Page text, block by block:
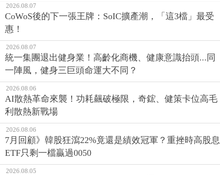
2026.08.07
CoWoS後的下一張王牌：SoIC擴產潮，「這3檔」最受
惠！
2026.08.07
統一集團退出健身業！高齡化商機、健康意識抬頭...同
一陣風，健身三巨頭命運大不同？
2026.08.06
AI散熱革命來襲！功耗飆破極限，奇鋐、健策卡位高毛
利散熱新戰場
2026.08.06
7月回顧》韓股狂瀉22%竟還是績效冠軍？重挫時高股息
ETF只剩一檔贏過0050
2026.08.05